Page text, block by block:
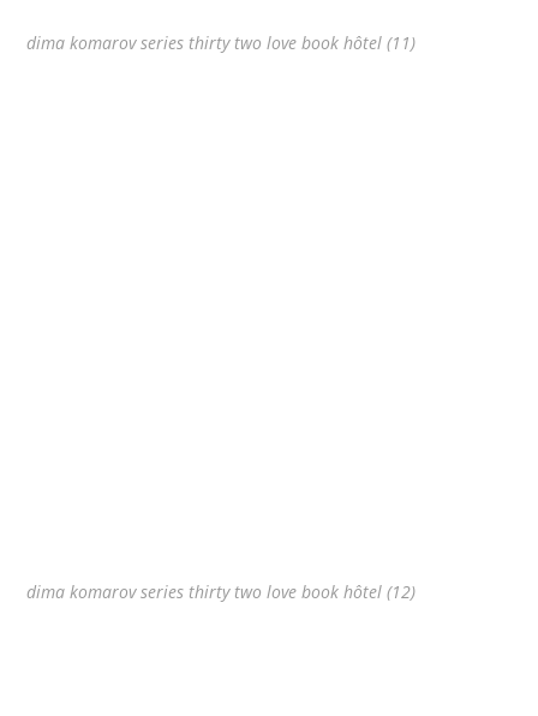
dima komarov series thirty two love book hôtel (11)
dima komarov series thirty two love book hôtel (12)